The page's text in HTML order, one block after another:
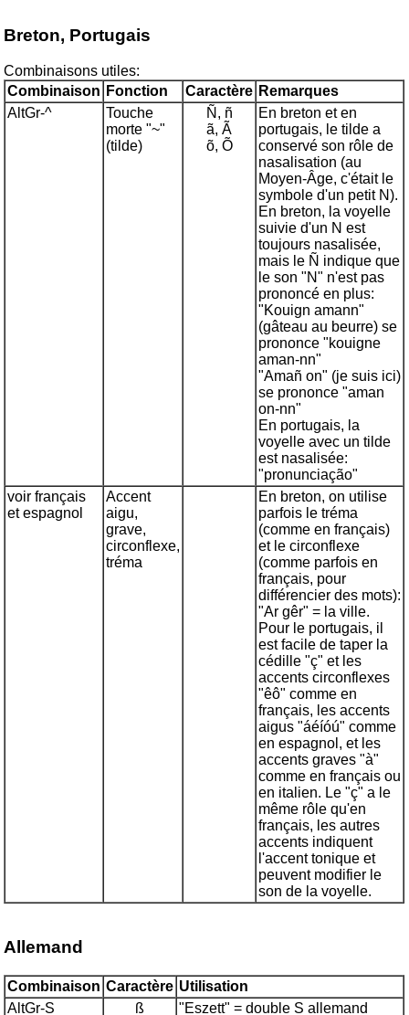
Breton, Portugais
Combinaisons utiles:
Combinaison Fonction Caractère Remarques
AltGr-^
Touche
morte "~"
(tilde)
Ñ, ñ
ã, Ã
õ, Õ
En breton et en
portugais, le tilde a
conservé son rôle de
nasalisation (au
Moyen-Âge, c'était le
symbole d'un petit N).
En breton, la voyelle
suivie d'un N est
toujours nasalisée,
mais le Ñ indique que
le son "N" n'est pas
prononcé en plus:
"Kouign amann"
(gâteau au beurre) se
prononce "kouigne
aman-nn"
"Amañ on" (je suis ici)
se prononce "aman
on-nn"
En portugais, la
voyelle avec un tilde
est nasalisée:
"pronunciação"
voir français
et espagnol
Accent
aigu,
grave,
circonflexe,
tréma
En breton, on utilise
parfois le tréma
(comme en français)
et le circonflexe
(comme parfois en
français, pour
différencier des mots):
"Ar gêr" = la ville.
Pour le portugais, il
est facile de taper la
cédille "ç" et les
accents circonflexes
"êô" comme en
français, les accents
aigus "áéíóú" comme
en espagnol, et les
accents graves "à"
comme en français ou
en italien. Le "ç" a le
même rôle qu'en
français, les autres
accents indiquent
l'accent tonique et
peuvent modifier le
son de la voyelle.
Allemand
Combinaison Caractère Utilisation
AltGr-S
ß
"Eszett" = double S allemand